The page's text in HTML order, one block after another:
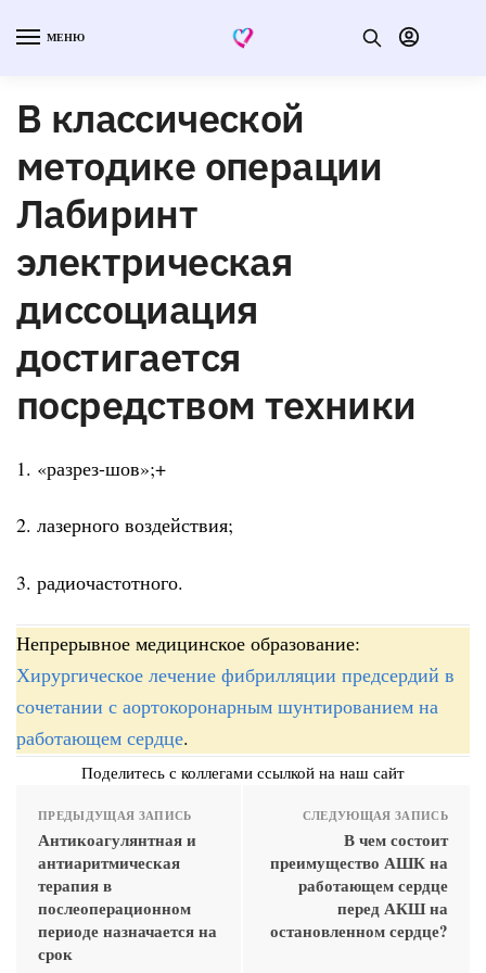
МЕНЮ
В классической
методике операции
Лабиринт
электрическая
диссоциация
достигается
посредством техники
1. «разрез-шов»;+
2. лазерного воздействия;
3. радиочастотного.
Непрерывное медицинское образование:
Хирургическое лечение фибрилляции предсердий в
сочетании с аортокоронарным шунтированием на
работающем сердце.
Поделитесь с коллегами ссылкой на наш сайт
ПРЕДЫДУЩАЯ ЗАПИСЬ
Антикоагулянтная и
антиаритмическая
терапия в
послеоперационном
периоде назначается на
срок
СЛЕДУЮЩАЯ ЗАПИСЬ
В чем состоит
преимущество АШК на
работающем сердце
перед АКШ на
остановленном сердце?